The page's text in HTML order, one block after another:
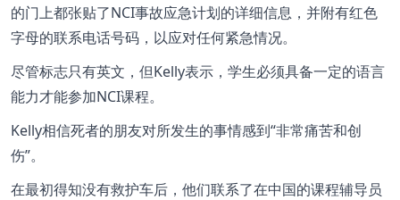
的门上都张贴了NCI事故应急计划的详细信息，并附有红色
字母的联系电话号码，以应对任何紧急情况。
尽管标志只有英文，但Kelly表示，学生必须具备一定的语言
能力才能参加NCI课程。
Kelly相信死者的朋友对所发生的事情感到“非常痛苦和创
伤”。
在最初得知没有救护车后，他们联系了在中国的课程辅导员